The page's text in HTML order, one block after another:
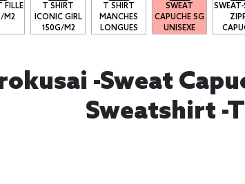
FILLE
M2
T SHIRT
ICONIC GIRL
150G/M2
T SHIRT
MANCHES
LONGUES
SWEAT
CAPUCHE SG
UNISEXE
-Sweat
Sweatshirt -